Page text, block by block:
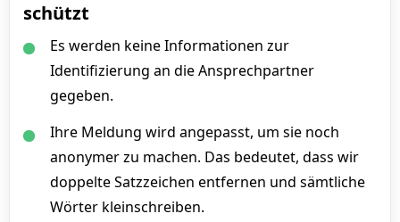
schützt
Es werden keine Informationen zur
Identifizierung an die Ansprechpartner
gegeben.
Ihre Meldung wird angepasst, um sie noch
anonymer zu machen. Das bedeutet, dass wir
doppelte Satzzeichen entfernen und sämtliche
Wörter kleinschreiben.